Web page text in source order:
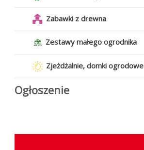
Zabawki z drewna
Zestawy małego ogrodnika
Zjeżdżalnie, domki ogrodowe
Ogłoszenie